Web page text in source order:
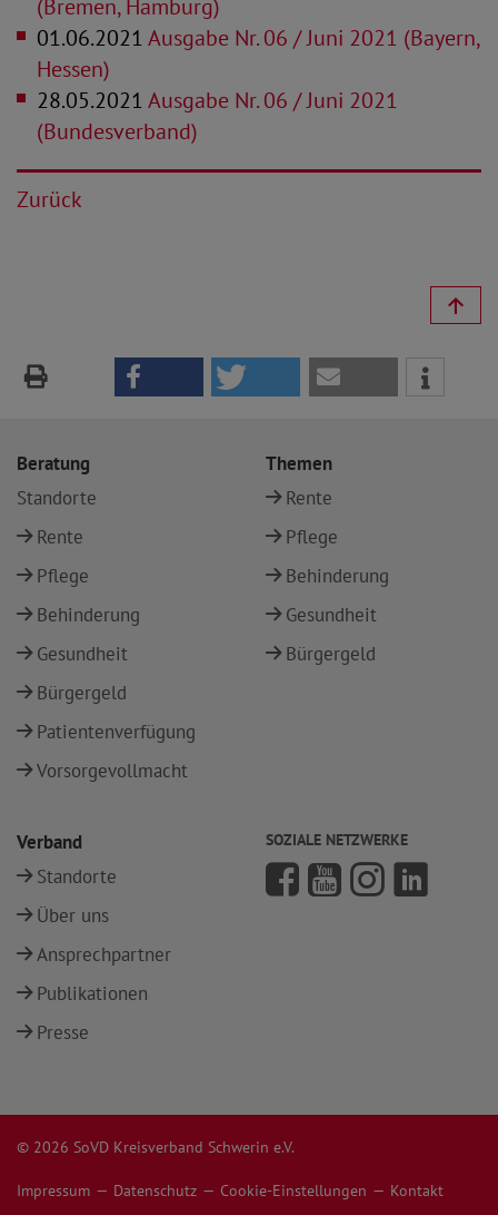
(Bremen, Hamburg)
01.06.2021Ausgabe Nr. 06 / Juni 2021 (Bayern,
Hessen)
28.05.2021Ausgabe Nr. 06 / Juni 2021
(Bundesverband)
Zurück
Beratung
Standorte
Rente
Pflege
Behinderung
Gesundheit
Bürgergeld
Patientenverfügung
Vorsorgevollmacht
Themen
Rente
Pflege
Behinderung
Gesundheit
Bürgergeld
Verband
Standorte
Über uns
Ansprechpartner
Publikationen
Presse
SOZIALE NETZWERKE
© 2026 SoVD Kreisverband Schwerin e.V.
Impressum Datenschutz Cookie-Einstellungen Kontakt